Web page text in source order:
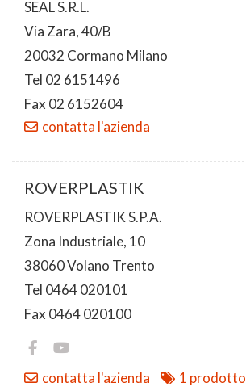
SEAL S.R.L.
Via Zara, 40/B
20032 Cormano Milano
Tel 02 6151496
Fax 02 6152604
contatta l'azienda
ROVERPLASTIK
ROVERPLASTIK S.P.A.
Zona Industriale, 10
38060 Volano Trento
Tel 0464 020101
Fax 0464 020100
contatta l'azienda 1 prodotto